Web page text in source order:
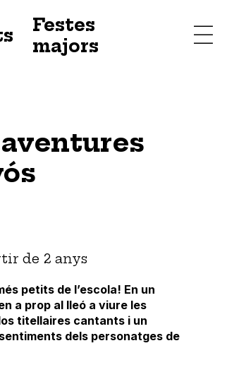
Festes
majors
de 2 anys
petits de l’escola! En un
a prop al lleó a viure les
titellaires cantants i un
dels personatges de